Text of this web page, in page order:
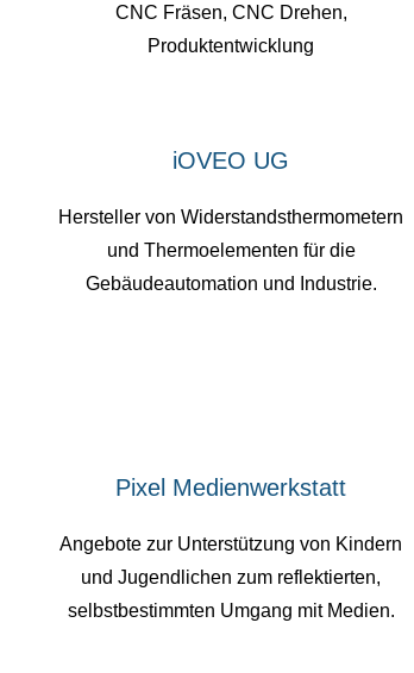
CNC Fräsen, CNC Drehen,
Produktentwicklung
iOVEO UG
Hersteller von Widerstandsthermometern
und Thermoelementen für die
Gebäudeautomation und Industrie.
Pixel Medienwerkstatt
Angebote zur Unterstützung von Kindern
und Jugendlichen zum reflektierten,
selbstbestimmten Umgang mit Medien.